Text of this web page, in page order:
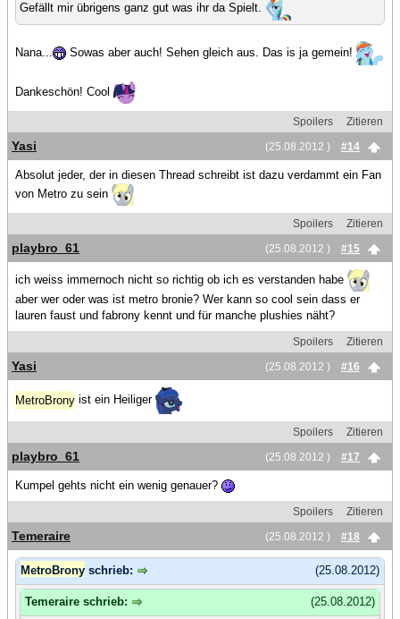
Gefällt mir übrigens ganz gut was ihr da Spielt.
Nana... Sowas aber auch! Sehen gleich aus. Das is ja gemein!
Dankeschön! Cool
Spoilers
Zitieren
(25.08.2012 )
#14
Yasi
Absolut jeder, der in diesen Thread schreibt ist dazu verdammt ein Fan
von Metro zu sein
Spoilers
Zitieren
(25.08.2012 )
#15
playbro_61
ich weiss immernoch nicht so richtig ob ich es verstanden habe
aber wer oder was ist metro bronie? Wer kann so cool sein dass er
lauren faust und fabrony kennt und für manche plushies näht?
Spoilers
Zitieren
(25.08.2012 )
#16
Yasi
MetroBrony ist ein Heiliger
Spoilers
Zitieren
(25.08.2012 )
#17
playbro_61
Kumpel gehts nicht ein wenig genauer?
Spoilers
Zitieren
(25.08.2012 )
#18
Temeraire
(25.08.2012)
MetroBrony schrieb:
(25.08.2012)
Temeraire schrieb: